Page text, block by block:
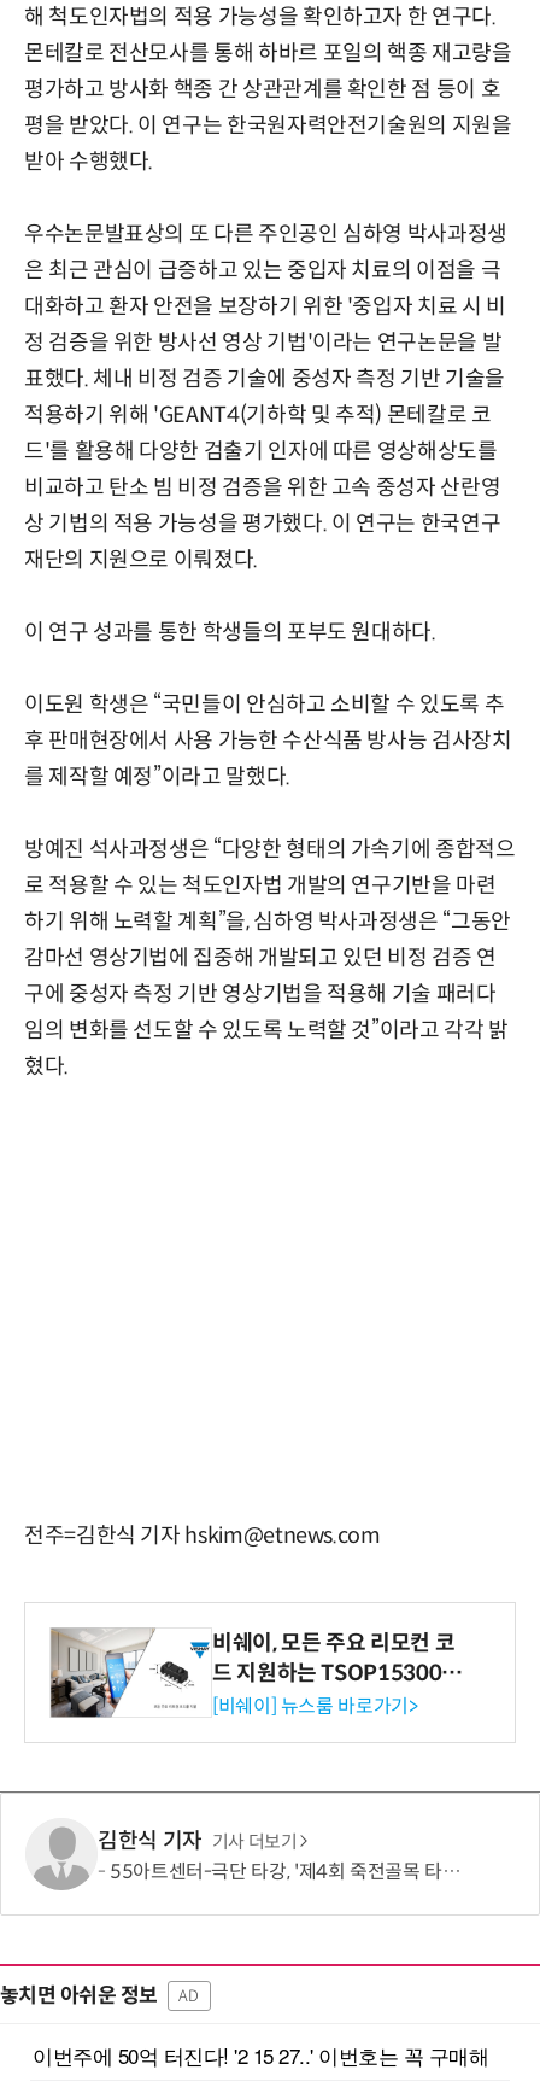
해 척도인자법의 적용 가능성을 확인하고자 한 연구다.
몬테칼로 전산모사를 통해 하바르 포일의 핵종 재고량을
평가하고 방사화 핵종 간 상관관계를 확인한 점 등이 호
평을 받았다. 이 연구는 한국원자력안전기술원의 지원을
받아 수행했다.
우수논문발표상의 또 다른 주인공인 심하영 박사과정생
은 최근 관심이 급증하고 있는 중입자 치료의 이점을 극
대화하고 환자 안전을 보장하기 위한 '중입자 치료 시 비
정 검증을 위한 방사선 영상 기법'이라는 연구논문을 발
표했다. 체내 비정 검증 기술에 중성자 측정 기반 기술을
적용하기 위해 'GEANT4(기하학 및 추적) 몬테칼로 코
드'를 활용해 다양한 검출기 인자에 따른 영상해상도를
비교하고 탄소 빔 비정 검증을 위한 고속 중성자 산란영
상 기법의 적용 가능성을 평가했다. 이 연구는 한국연구
재단의 지원으로 이뤄졌다.
이 연구 성과를 통한 학생들의 포부도 원대하다.
이도원 학생은 “국민들이 안심하고 소비할 수 있도록 추
후 판매현장에서 사용 가능한 수산식품 방사능 검사장치
를 제작할 예정”이라고 말했다.
방예진 석사과정생은 “다양한 형태의 가속기에 종합적으
로 적용할 수 있는 척도인자법 개발의 연구기반을 마련
하기 위해 노력할 계획”을, 심하영 박사과정생은 “그동안
감마선 영상기법에 집중해 개발되고 있던 비정 검증 연
구에 중성자 측정 기반 영상기법을 적용해 기술 패러다
임의 변화를 선도할 수 있도록 노력할 것”이라고 각각 밝
혔다.
전주=김한식 기자 hskim@etnews.com
비쉐이, 모든 주요 리모컨 코
드 지원하는 TSOP15300 시
리즈 IR 수신기 출시
[비쉐이] 뉴스룸 바로가기>
김한식 기자 기사 더보기
55아트센터-극단 타강, '제4회 죽전골목 타강 달빛향연' 성황리 개최…“지역 상생 문화 발전”
놓치면 아쉬운 정보 AD